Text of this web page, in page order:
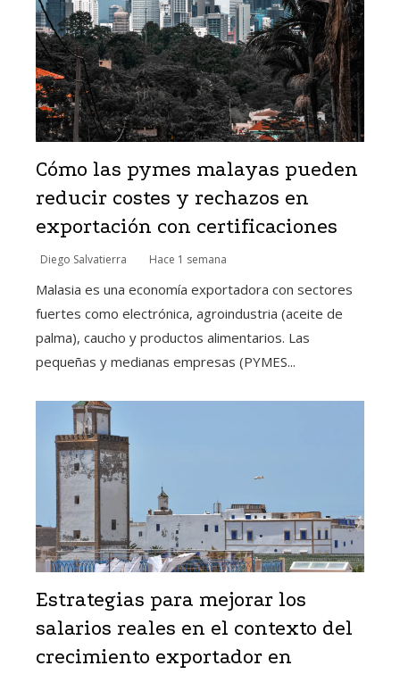
Cómo las pymes malayas pueden
reducir costes y rechazos en
exportación con certificaciones
Diego Salvatierra Hace 1 semana
Malasia es una economía exportadora con sectores
fuertes como electrónica, agroindustria (aceite de
palma), caucho y productos alimentarios. Las
pequeñas y medianas empresas (PYMES...
Estrategias para mejorar los
salarios reales en el contexto del
crecimiento exportador en